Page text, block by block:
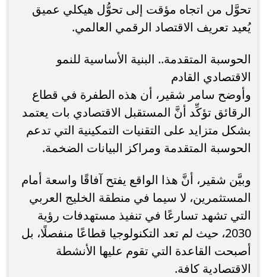
تحوَّل من اتجاه مؤقت إلى تحوُّل هيكلي عميق
يُعيد تعريف الاقتصاد الرقمي العالمي.
الحوسبة المتقدمة.. البنية الأساسية للنمو
الاقتصادي القادم
وأوضح سامر شقير، أن هذه الطفرة في قطاع
الرقائق تؤكِّد أنَّ المستقبل الاقتصادي بات يعتمد
بشكل متزايد على التقنيات التمكينية التي تدعم
الحوسبة المتقدمة ومراكز البيانات الضخمة.
وبيَّن شقير، أنَّ هذا الواقع يفتح آفاقًا واسعة أمام
المستثمرين، لا سيما في منطقة الخليج العربي
التي تشهد تسارعًا في تنفيذ مستهدفات رؤية
2030، حيث لم تعد التكنولوجيا قطاعًا منفصلًا، بل
أصبحت القاعدة التي تقوم عليها الأنشطة
الاقتصادية كافة.